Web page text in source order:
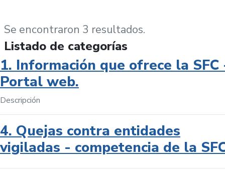
Se encontraron 3 resultados.
Listado de categorías
1. Información que ofrece la SFC
Portal web.
Descripción
4. Quejas contra entidades
vigiladas - competencia de la